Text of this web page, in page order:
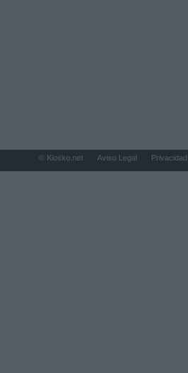
© Kiosko.net Aviso Legal